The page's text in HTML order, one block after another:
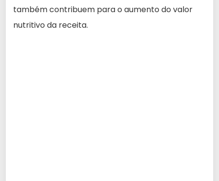
também contribuem para o aumento do valor
nutritivo da receita.